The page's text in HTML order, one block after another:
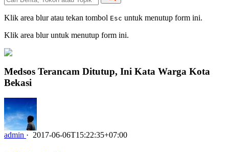
Klik area blur atau tekan tombol Esc untuk menutup form ini.
Klik area blur untuk menutup form ini.
Medsos Terancam Ditutup, Ini Kata Warga Kota
Bekasi
admin · 2017-06-06T15:22:35+07:00